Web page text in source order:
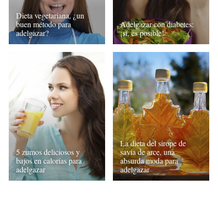
Dieta vegetariana, ¿un
buen método para
adelgazar?
Adelgazar con diabetes:
¡sí, es posible!
5 zumos deliciosos y
bajos en calorías para
adelgazar
La dieta del sirope de
savia de arce, una
absurda moda para
adelgazar